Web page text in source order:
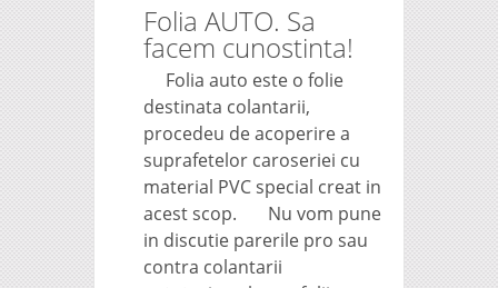
Folia AUTO. Sa
facem cunostinta!
Folia auto este o folie
destinata colantarii,
procedeu de acoperire a
suprafetelor caroseriei cu
material PVC special creat in
acest scop. Nu vom pune
in discutie parerile pro sau
contra colantarii